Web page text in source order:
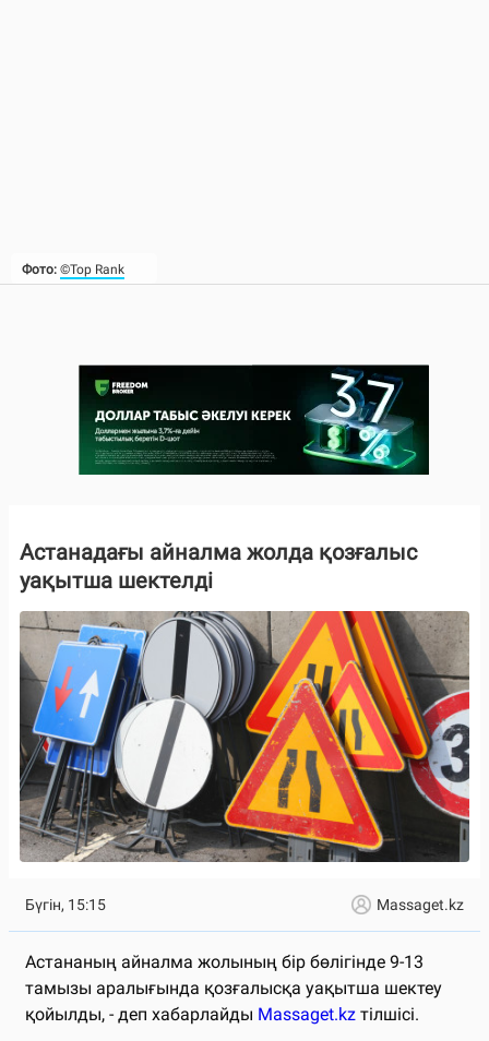
Фото: ©Top Rank